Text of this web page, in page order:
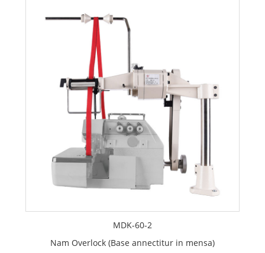
MDK-60-2
Nam Overlock (Base annectitur in mensa)